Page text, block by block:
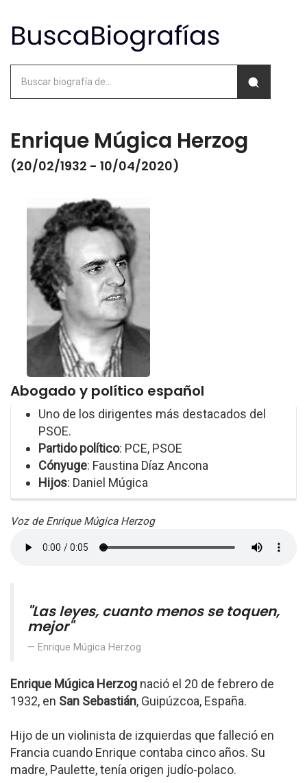
Enrique Múgica Herzog
(20/02/1932 - 10/04/2020)
Abogado y político español
Uno de los dirigentes más destacados del
PSOE.
Partido político: PCE, PSOE
Cónyuge: Faustina Díaz Ancona
Hijos: Daniel Múgica
Voz de Enrique Múgica Herzog
"Las leyes, cuanto menos se toquen,
mejor"
Enrique Múgica Herzog
Enrique Múgica Herzog nació el 20 de febrero de
1932, en San Sebastián, Guipúzcoa, España.
Hijo de un violinista de izquierdas que falleció en
Francia cuando Enrique contaba cinco años. Su
madre, Paulette, tenía origen judío-polaco.